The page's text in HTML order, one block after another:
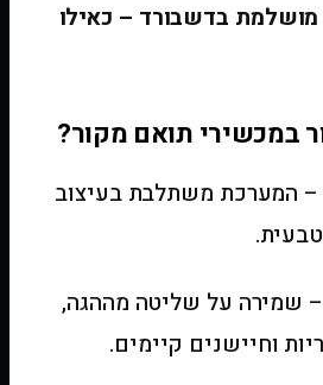
בדשבורד – כאילו
במכשירי תואם מקור?
– המערכת משתלבת בעיצוב
– שמירה על שליטה מההגה,
וחיישנים קיימים.